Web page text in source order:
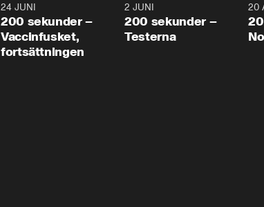
5:00
24 JUNI
200 sekunder –
Vaccinfusket,
fortsättningen
4:23
2 JUNI
200 sekunder –
Testerna
20